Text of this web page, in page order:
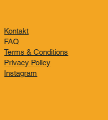
Kontakt
FAQ
Terms & Conditions
Privacy Policy
Instagram